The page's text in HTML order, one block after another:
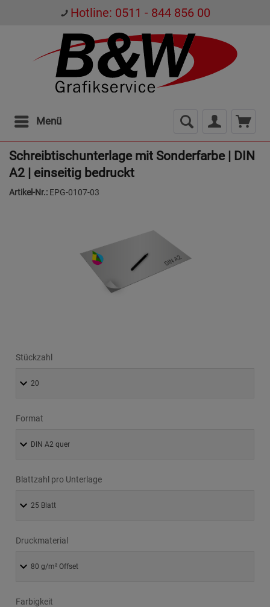
Hotline: 0511 - 844 856 00
Menü
Schreibtischunterlage mit Sonderfarbe | DIN
A2 | einseitig bedruckt
Artikel-Nr.: EPG-0107-03
Stückzahl
Format
Blattzahl pro Unterlage
Druckmaterial
Farbigkeit